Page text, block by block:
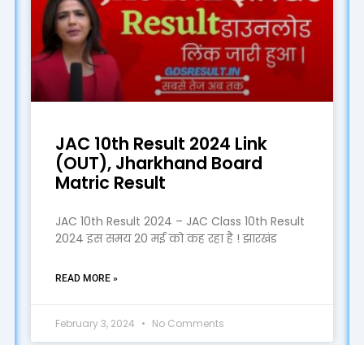
JAC 10th Result 2024 Link
(OUT), Jharkhand Board
Matric Result
JAC 10th Result 2024 – JAC Class 10th Result
2024 इस समय 20 मई को कह रहा है ! झारखंड
READ MORE »
February 3, 2024 No Comments